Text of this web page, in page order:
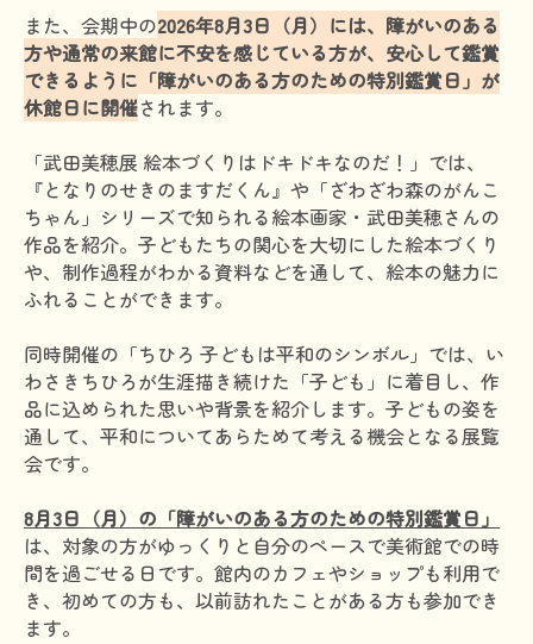
当サイトについて
会員登録のメリット
難病患者さんの生活と治療に関する実態調査
また、会期中の2026年8月3日（月）には、障がいのある
方や通常の来館に不安を感じている方が、安心して鑑賞
できるように「障がいのある方のための特別鑑賞日」が
休館日に開催されます。
「武田美穂展 絵本づくりはドキドキなのだ！」では、
『となりのせきのますだくん』や「ざわざわ森のがんこ
ちゃん」シリーズで知られる絵本画家・武田美穂さんの
作品を紹介。子どもたちの関心を大切にした絵本づくり
や、制作過程がわかる資料などを通して、絵本の魅力に
ふれることができます。
同時開催の「ちひろ 子どもは平和のシンボル」では、い
わさきちひろが生涯描き続けた「子ども」に着目し、作
品に込められた思いや背景を紹介します。子どもの姿を
通して、平和についてあらためて考える機会となる展覧
会です。
8月3日（月）の「障がいのある方のための特別鑑賞日」
は、対象の方がゆっくりと自分のペースで美術館での時
間を過ごせる日です。館内のカフェやショップも利用で
き、初めての方も、以前訪れたことがある方も参加でき
ます。